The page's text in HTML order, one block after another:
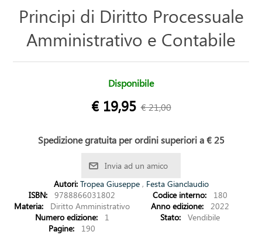
Principi di Diritto Processuale
Amministrativo e Contabile
Disponibile
€ 19,95 € 21,00
Spedizione gratuita per ordini superiori a € 25
Invia ad un amico
Autori: Tropea Giuseppe , Festa Gianclaudio
ISBN:
9788866031802 Codice interno:
180
Materia:
Diritto Amministrativo Anno edizione:
2022
Numero edizione:
1 Stato:
Vendibile
Pagine:
190